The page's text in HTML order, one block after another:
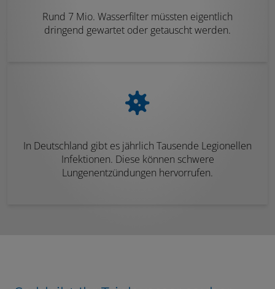
Rund 7 Mio. Wasserfilter müssten eigentlich
dringend gewartet oder getauscht werden.
In Deutschland gibt es jährlich Tausende Legionellen
Infektionen. Diese können schwere
Lungenentzündungen hervorrufen.